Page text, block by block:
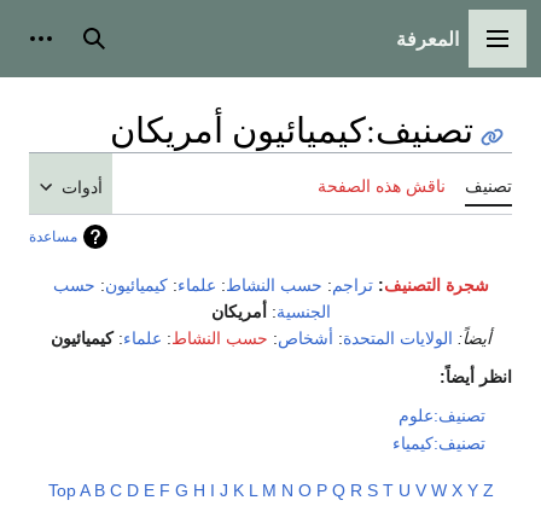
القائمة الرئيسية
المعرفة بحث
تصنيف:كيميائيون أمريكان
تصنيف ناقش هذه الصفحة أدوات
مساعدة
شجرة التصنيف: تراجم: حسب النشاط: علماء:كيميائيون: حسب
الجنسية:
أمريكان
أيضاً: الولايات المتحدة: أشخاص: حسب النشاط: علماء:كيميائيون
انظر أيضاً:
تصنيف:علوم
تصنيف:كيمياء
Top A B C D E F G H I J K L M N O P Q R S T U V W X Y Z